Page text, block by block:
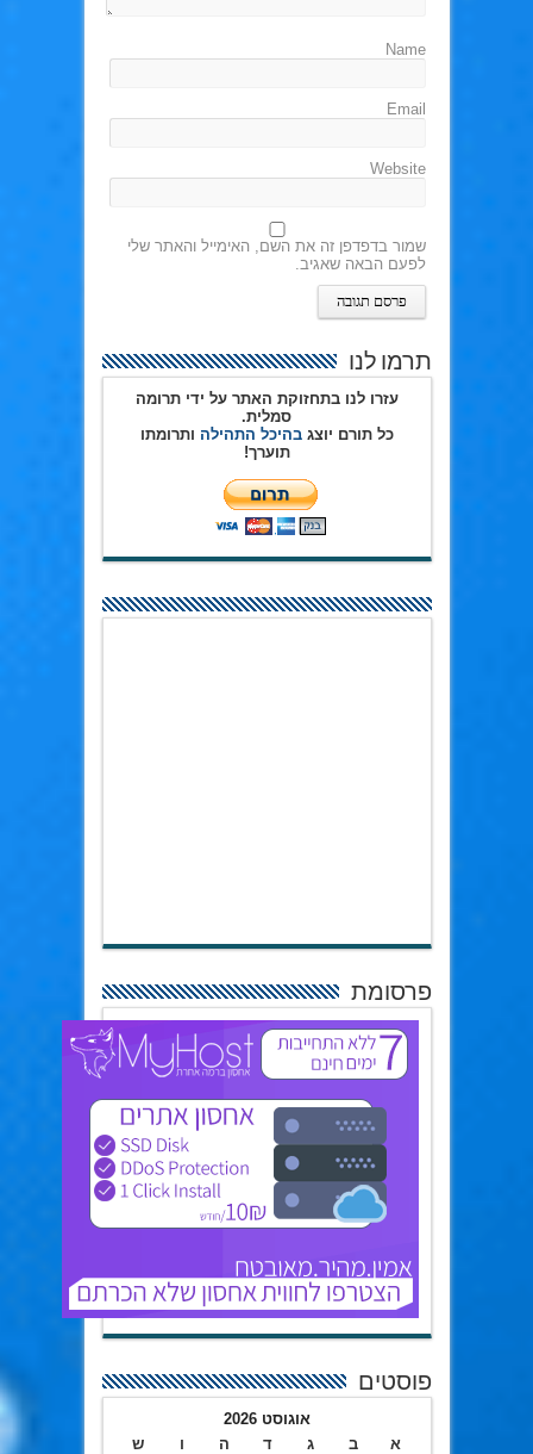
Name
Email
Website
שמור בדפדפן זה את השם, האימייל והאתר שלי
לפעם הבאה שאגיב.
תרמו לנו
עזרו לנו בתחזוקת האתר על ידי תרומה
סמלית.
כל תורם יוצגבהיכל התהילה ותרומתו
תוערך!
פרסומת
פוסטים
אוגוסט 2026
א
ב ג ד ה ו
ש